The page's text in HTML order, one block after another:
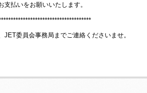
払いをお願いいたします。
JET委員会事務局までご連絡くださいませ。